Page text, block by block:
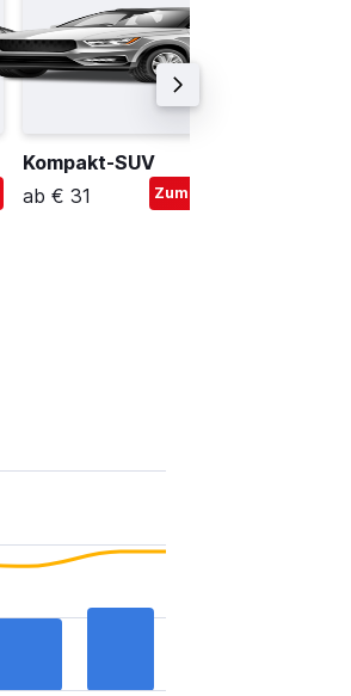
Kompakt-SUV
ab € 31
Zum Angebot